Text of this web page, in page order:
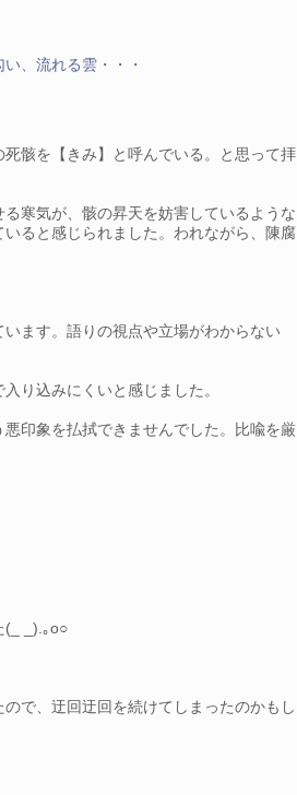
、流れる雲・・・
骸を【きみ】と呼んでいる。と思って拝
寒気が、骸の昇天を妨害しているような
ると感じられました。われながら、陳腐
ます。語りの視点や立場がわからない
り込みにくいと感じました。
印象を払拭できませんでした。比喩を厳
(_ _).｡o○
で、迂回迂回を続けてしまったのかもし